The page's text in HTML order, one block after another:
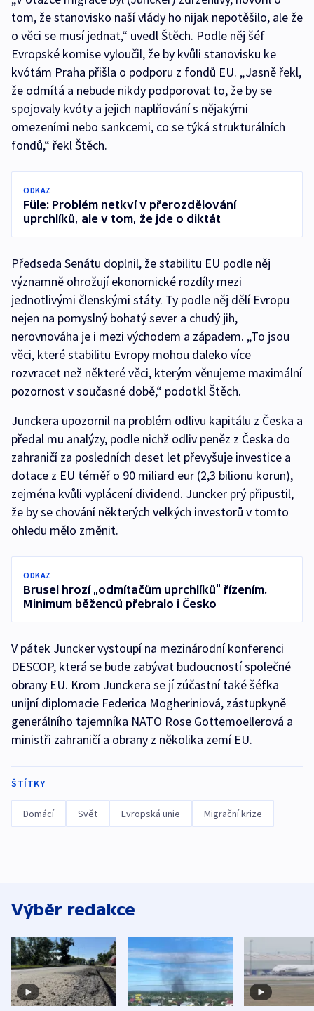
tom, že stanovisko naší vlády ho nijak nepotěšilo, ale že
o věci se musí jednat,“ uvedl Štěch. Podle něj šéf
Evropské komise vyloučil, že by kvůli stanovisku ke
kvótám Praha přišla o podporu z fondů EU. „Jasně řekl,
že odmítá a nebude nikdy podporovat to, že by se
spojovaly kvóty a jejich naplňování s nějakými
omezeními nebo sankcemi, co se týká strukturálních
fondů,“ řekl Štěch.
ODKAZ
Füle: Problém netkví v přerozdělování
uprchlíků, ale v tom, že jde o diktát
Předseda Senátu doplnil, že stabilitu EU podle něj
významně ohrožují ekonomické rozdíly mezi
jednotlivými členskými státy. Ty podle něj dělí Evropu
nejen na pomyslný bohatý sever a chudý jih,
nerovnováha je i mezi východem a západem. „To jsou
věci, které stabilitu Evropy mohou daleko více
rozvracet než některé věci, kterým věnujeme maximální
pozornost v současné době,“ podotkl Štěch.
Junckera upozornil na problém odlivu kapitálu z Česka a
předal mu analýzy, podle nichž odliv peněz z Česka do
zahraničí za posledních deset let převyšuje investice a
dotace z EU téměř o 90 miliard eur (2,3 bilionu korun),
zejména kvůli vyplácení dividend. Juncker prý připustil,
že by se chování některých velkých investorů v tomto
ohledu mělo změnit.
ODKAZ
Brusel hrozí „odmítačům uprchlíků“ řízením.
Minimum běženců přebralo i Česko
V pátek Juncker vystoupí na mezinárodní konferenci
DESCOP, která se bude zabývat budoucností společné
obrany EU. Krom Junckera se jí zúčastní také šéfka
unijní diplomacie Federica Mogheriniová, zástupkyně
generálního tajemníka NATO Rose Gottemoellerová a
ministři zahraničí a obrany z několika zemí EU.
ŠTÍTKY
Domácí Svět Evropská unie Migrační krize
Výběr redakce